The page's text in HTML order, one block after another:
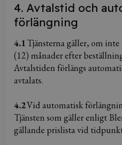
4. Avtalstid och automatisk
förlängning
4.1Tjänsterna gäller, om
(12) månader efter
Avtalstiden förlängs
avtalats.
4.2Vid automatisk
Tjänsten som gäller enligt
gällande prislista vid